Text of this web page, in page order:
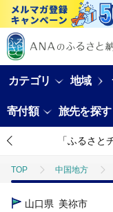
カテゴリ 地域
寄付額 旅先を探す
「ふるさと
TOP 中国地方
TOP
山口県 美祢市